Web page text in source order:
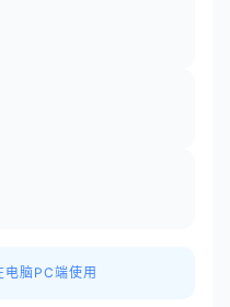
电脑PC端使用